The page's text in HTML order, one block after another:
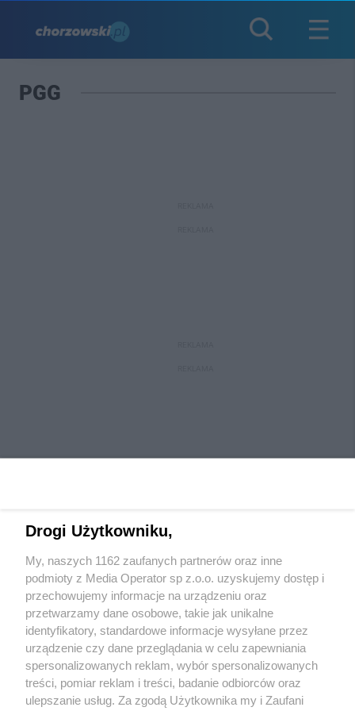
PGG
Wydawca mediówlokalnych
Nie zapomnij
zapoznać się z:
polityką prywatności regulamin korzystania z portali
Twojemiasto Skontaktuj się z nami
Drogi Użytkowniku,
My, naszych 1162 zaufanych partnerów oraz inne
podmioty z Media Operator sp z.o.o. uzyskujemy dostęp i
przechowujemy informacje na urządzeniu oraz
przetwarzamy dane osobowe, takie jak unikalne
identyfikatory, standardowe informacje wysyłane przez
urządzenie czy dane przeglądania w celu zapewniania
spersonalizowanych reklam, wybór spersonalizowanych
treści, pomiar reklam i treści, badanie odbiorców oraz
ulepszanie usług. Za zgodą Użytkownika my i Zaufani